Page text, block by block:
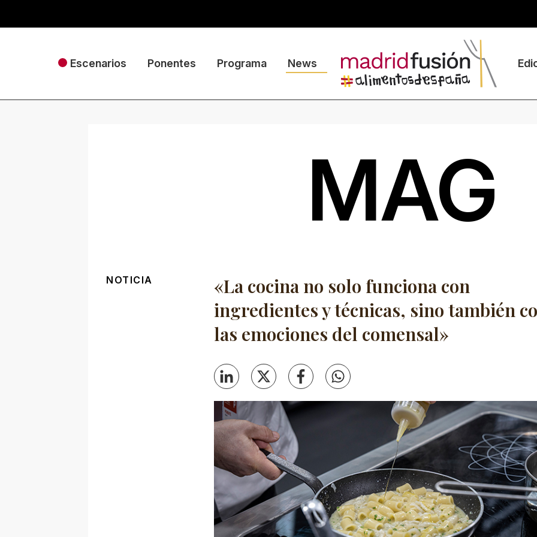
Escenarios Ponentes Programa News
MAG
NOTICIA
«La cocina no solo funciona con
ingredientes y técnicas, sino también
las emociones del comensal»